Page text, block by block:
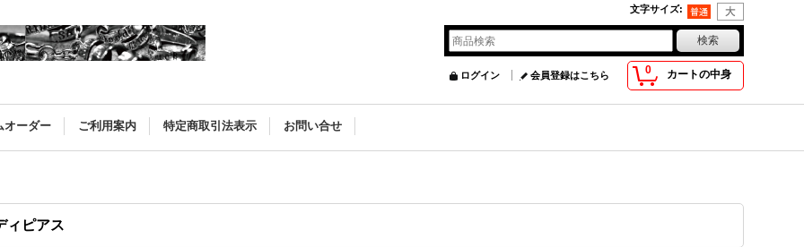
文字サイズ:
0 カートの中身
ログイン 会員登録はこちら
オーダー ご利用案内 特定商取引法表示 お問い合せ
ィピアス